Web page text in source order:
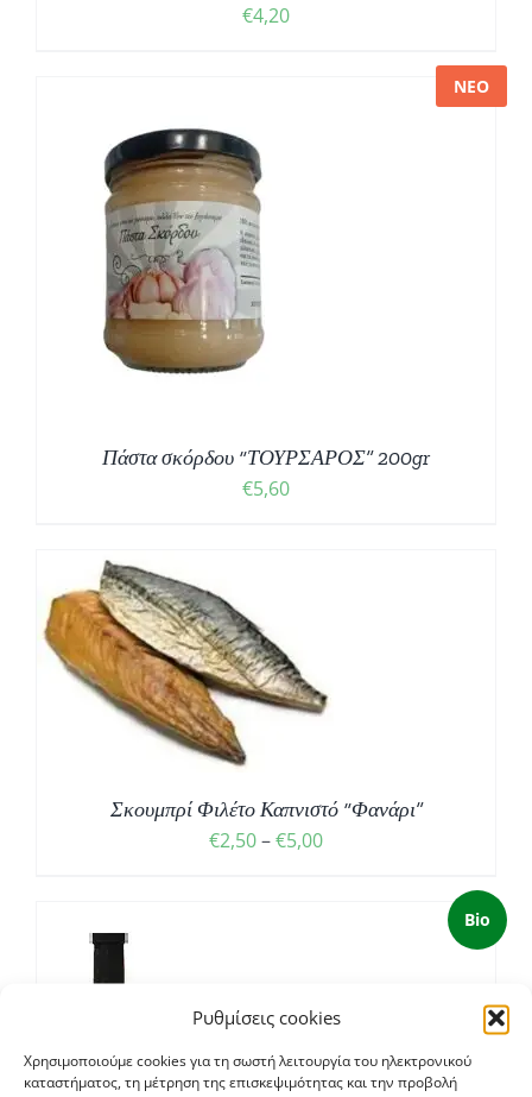
Ρυθμίσεις cookies
Χρησιμοποιούμε cookies για τη σωστή λειτουργία του ηλεκτρονικού
καταστήματος, τη μέτρηση της επισκεψιμότητας και την προβολή
€4,20
ΝΕΟ
Πάστα σκόρδου “ΤΟΥΡΣΑΡΟΣ” 200gr
€5,60
Σκουμπρί Φιλέτο Καπνιστό “Φανάρι”
€2,50–€5,00Price
Bio